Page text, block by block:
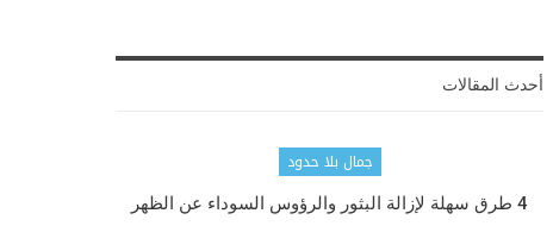
أحدث المقالات
جمال بلا حدود
4 طرق سهلة لإزالة البثور والرؤوس السوداء عن الظهر